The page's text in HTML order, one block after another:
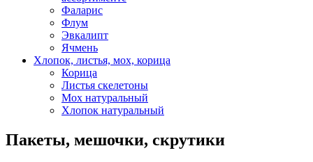
Фаларис
Флум
Эвкалипт
Ячмень
Хлопок, листья, мох, корица
Корица
Листья скелетоны
Мох натуральный
Хлопок натуральный
Пакеты, мешочки, скрутики